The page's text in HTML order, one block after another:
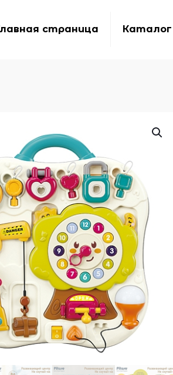
страница Каталог